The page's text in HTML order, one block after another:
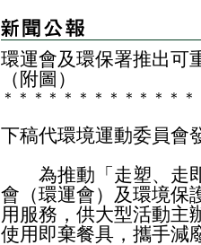
​環運會及環保署推出可
（附圖）
＊ ＊ ＊ ＊ ＊ ＊ ＊ ＊ ＊ ＊ ＊ ＊ ＊
下稿代環境運動委員會
為推動「走塑、走即
會（環運會）及環境保
用服務，供大型活動主
使用即棄餐具，攜手減